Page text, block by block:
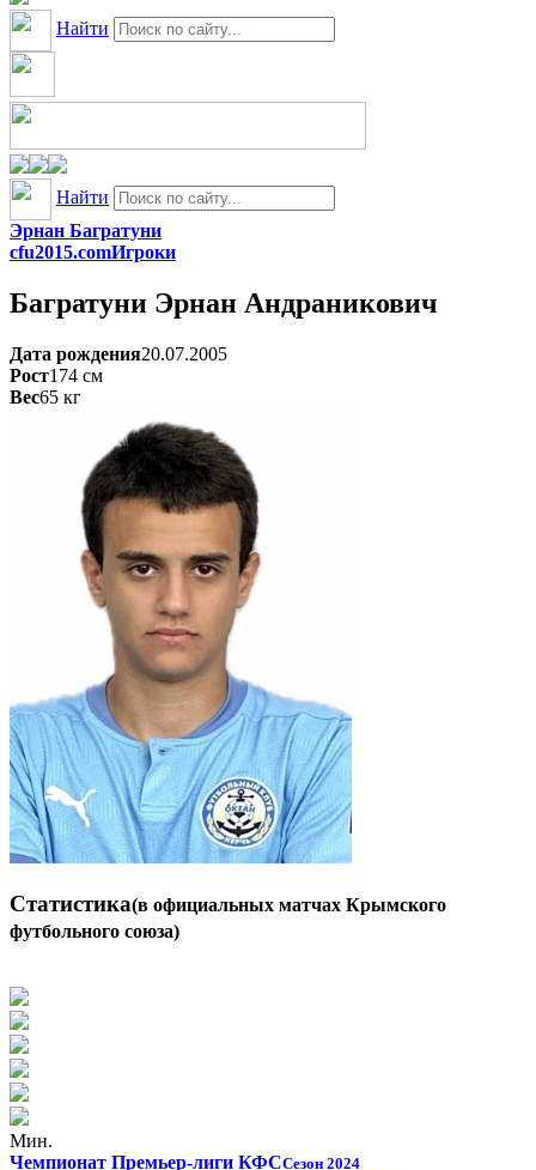
Найти
Найти
Эрнан Багратуни
cfu2015.comИгроки
Багратуни Эрнан Андраникович
Дата рождения20.07.2005
Рост174 см
Вес65 кг
Статистика(в официальных матчах Крымского
футбольного союза)
Мин.
Чемпионат Премьер-лиги КФССезон 2024